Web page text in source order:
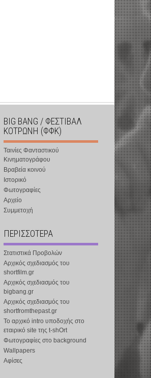
BIG BANG / ΦΕΣΤΙΒΑΛ
ΚΟΤΡΩΝΗ (ΦΦΚ)
Ταινίες Φανταστικού
Κινηματογράφου
Βραβεία κοινού
Ιστορικό
Φωτογραφίες
Αρχείο
Συμμετοχή
ΠΕΡΙΣΣΟΤΕΡΑ
Στατιστικά Προβολών
Αρχικός σχεδιασμός του
shortfilm.gr
Αρχικός σχεδιασμός του
bigbang.gr
Αρχικός σχεδιασμός του
shortfromthepast.gr
Το αρχικό intro υποδοχής στο
εταιρικό site της t-shOrt
Φωτογραφίες στο background
Wallpapers
Αφίσες